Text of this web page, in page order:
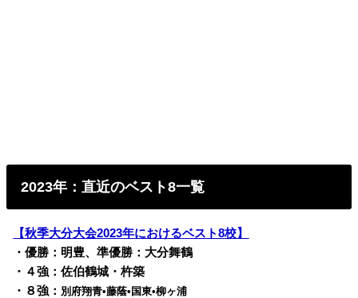
2023年：直近のベスト8一覧
【秋季大分大会2023年におけるベスト8校】
・優勝：明豊、準優勝：大分舞鶴
・４強：佐伯鶴城・杵築
・８強： 別府翔青•藤蔭•国東•柳ヶ浦